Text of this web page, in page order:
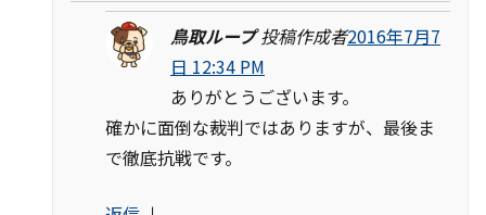
鳥取ループ 投稿作成者2016年7月7
日 12:34 PM
ありがとうございます。
確かに面倒な裁判ではありますが、最後ま
で徹底抗戦です。